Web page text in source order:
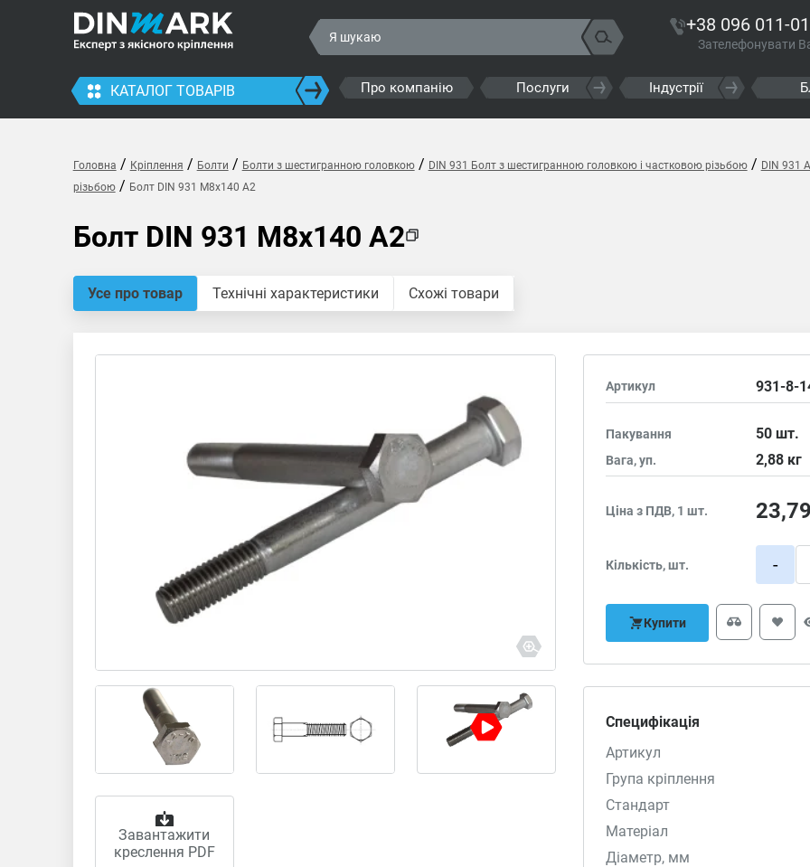
+38 096 011-
Зателефонувати
КАТАЛОГ ТОВАРІВ Про компанію Послуги Індустрії
Головна / Кріплення / Болти / Болти з шестигранною головкою/ DIN 931 Болт з шестигранною головкою і частковою різьбою/ DIN 931
різьбою/ Болт DIN 931 M8x140 A2
Болт DIN 931 M8x140 A2
Усе про товар Технічні характеристики Схожі товари
Завантажити
креслення PDF
Артикул 931-8-
Пакування 50шт.
Вага, уп. 2,88 кг
Ціна з ПДВ, 1 шт.
Кількість, шт. -
Купити
Специфікація
Артикул
Група кріплення
Стандарт
Матеріал
Діаметр, мм